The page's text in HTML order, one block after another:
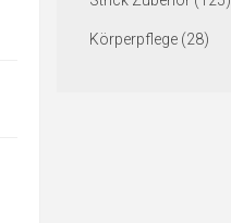
Körperpflege (28)